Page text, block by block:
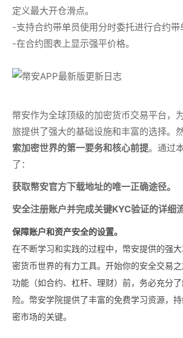
定义最大开仓滑点。
-支持合约带单员使用分时委托进行合约带
-在合约图表上显示强平价格。
幣安作为全球顶级的加密货币交易平台，
旅提供了强大的基础设施和丰富的选择。然
索加密世界的第一要务和核心前提。通过
了：
获取幣安官方下载地址的唯一正确途径。
安全注册账户并完成关键KYC验证的详细流
保障账户和资产安全的设置。
在不断学习和实践的过程中，幣安提供的强
密货币世界的有力工具。开始你的安全交易
功能（如合约、杠杆、理财）前，务必充分
险。幣安学院提供了丰富的免费学习资源，
密市场的关键。